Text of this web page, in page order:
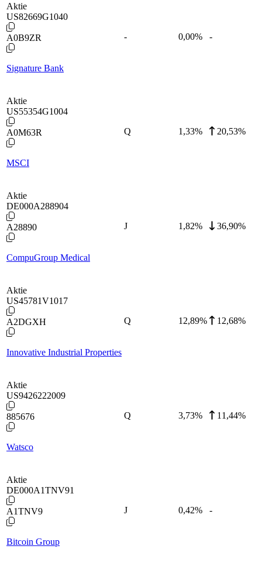
Aktie
US82669G1040
A0B9ZR
Signature Bank
- 0,00% -
Aktie
US55354G1004
A0M63R
MSCI
Q 1,33% 20,53%
Aktie
DE000A288904
A28890
CompuGroup Medical
J 1,82% 36,90%
Aktie
US45781V1017
A2DGXH
Innovative Industrial Properties
Q 12,89% 12,68%
Aktie
US9426222009
885676
Watsco
Q 3,73% 11,44%
Aktie
DE000A1TNV91
A1TNV9
Bitcoin Group
J 0,42% -